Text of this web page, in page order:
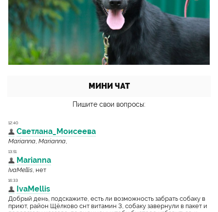
МИНИ ЧАТ
Пишите свои вопросы: